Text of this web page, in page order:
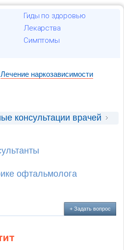
Гиды по здоровью
Лекарства
Симптомы
Лечение наркозависимости
консультации врачей
офтальмолога
+ Задать вопрос